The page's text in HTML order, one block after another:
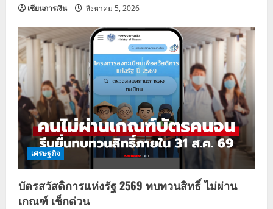
เซียนการเงิน สิงหาคม 5, 2026
เศรษฐกิจ
บัตรสวัสดิการแห่งรัฐ 2569 ทบทวนสิทธิ์ ไม่ผ่าน
เกณฑ์ เช็กด่วน